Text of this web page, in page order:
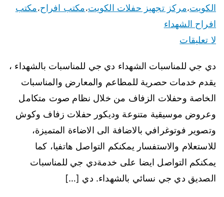
الكويت،مركز تجهيز حفلات الكويت،مكتب افراح،مكتب
افراح الشهداء
لا تعليقات
دي جي للمناسبات الشهداء دي جي للمناسبات بالشهداء ،
يقدم خدمات حصرية للمطاعم والمعارض والمناسبات
الخاصة وحفلات الزفاف من خلال نظام صوت متكامل
وعروض موسيقية متنوعة وديكور حفلات زفاف وكوش
وتصوير فوتوغرافي بالاضافة الى الاضاءة المتميزة،
للاستعلام والاستفسار يمكنكم التواصل هاتفيا، كما
يمكنكم التواصل ايضا على خدمةدي جي للمناسبات
الصديق دي جي نسائي بالشهداء. دي […]